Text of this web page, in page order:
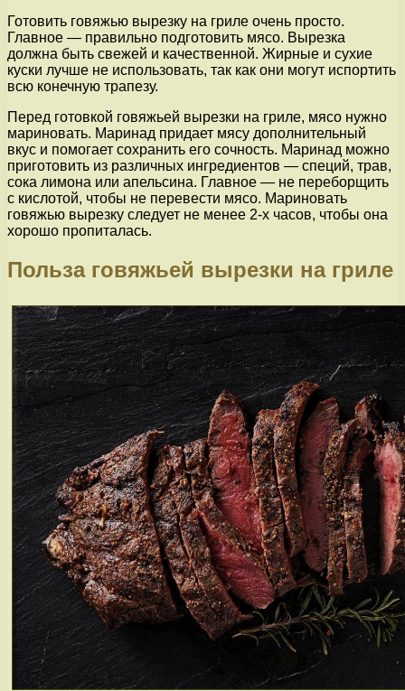
Готовить говяжью вырезку на гриле очень просто.
Главное — правильно подготовить мясо. Вырезка
должна быть свежей и качественной. Жирные и сухие
куски лучше не использовать, так как они могут испортить
всю конечную трапезу.
Перед готовкой говяжьей вырезки на гриле, мясо нужно
мариновать. Маринад придает мясу дополнительный
вкус и помогает сохранить его сочность. Маринад можно
приготовить из различных ингредиентов — специй, трав,
сока лимона или апельсина. Главное — не переборщить
с кислотой, чтобы не перевести мясо. Мариновать
говяжью вырезку следует не менее 2-х часов, чтобы она
хорошо пропиталась.
Польза говяжьей вырезки на гриле